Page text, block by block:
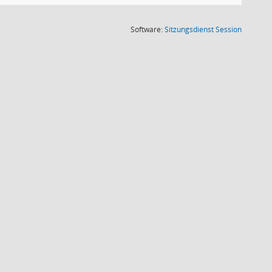
Software:SitzungsdienstSession(Wird in